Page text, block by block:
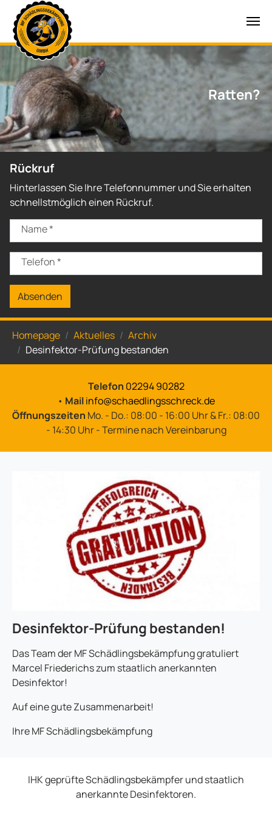
Zum Hauptinhalt springen
Ratten?
Rückruf
Hinterlassen Sie Ihre Telefonnummer und Sie erhalten
schnellstmöglich einen Rückruf.
Name*
Telefon*
Absenden
Homepage Aktuelles
Archiv
Desinfektor-Prüfung bestanden
Telefon 02294 90282
• Mailinfo@schaedlingsschreck.de
Öffnungszeiten Mo. - Do.: 08:00 - 16:00 Uhr & Fr.: 08:00
- 14:30 Uhr - Termine nach Vereinbarung
Desinfektor-Prüfung bestanden!
Das Team der MF Schädlingsbekämpfung gratuliert
Marcel Friederichs zum staatlich anerkannten
Desinfektor!
Auf eine gute Zusammenarbeit!
Ihre MF Schädlingsbekämpfung
IHK geprüfte Schädlingsbekämpfer und staatlich
anerkannte Desinfektoren.